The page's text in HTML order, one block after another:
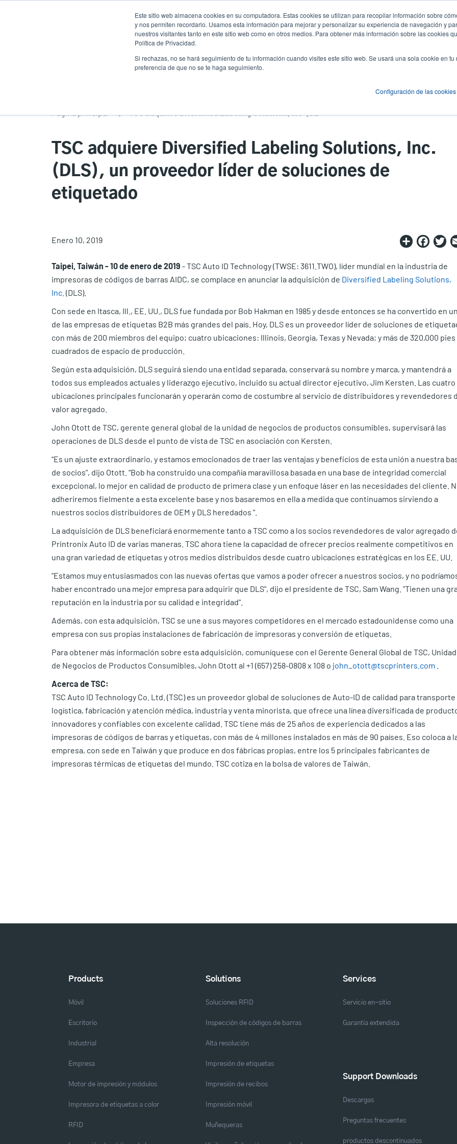
Este sitio web almacena cookies en su computadora. Estas cookies se utilizan para recopilar información sobre
y nos permiten recordarlo. Usamos esta información para mejorar y personalizar su experiencia de navegación y
nuestros visitantes tanto en este sitio web como en otros medios. Para obtener más información sobre las cookies
Política de Privacidad.
Si rechazas, no se hará seguimiento de tu información cuando visites este sitio web. Se usará una sola cookie en
preferencia de que no se te haga seguimiento.
Configuración de las cookies
User
Noticias y Eventos Empresa
Página principal TSC adquiere Diversified Labeling Solutions, Inc. (DLS), un proveedor líder de soluciones de etiquetado
TSC adquiere Diversified Labeling Solutions, Inc.
(DLS), un proveedor líder de soluciones de
etiquetado
Enero 10, 2019 Share
Taipei, Taiwán - 10 de enero de 2019 - TSC Auto ID Technology (TWSE: 3611.TWO), líder mundial en la industria de
impresoras de códigos de barras AIDC, se complace en anunciar la adquisición de Diversified Labeling Solutions,
Inc. (DLS).
Con sede en Itasca, Ill., EE. UU., DLS fue fundada por Bob Hakman en 1985 y desde entonces se ha convertido en
de las empresas de etiquetas B2B más grandes del país. Hoy, DLS es un proveedor líder de soluciones de
con más de 200 miembros del equipo; cuatro ubicaciones: Illinois, Georgia, Texas y Nevada; y más de 320,000 pies
cuadrados de espacio de producción.
Según esta adquisición, DLS seguirá siendo una entidad separada, conservará su nombre y marca, y mantendrá a
todos sus empleados actuales y liderazgo ejecutivo, incluido su actual director ejecutivo, Jim Kersten. Las cuatro
ubicaciones principales funcionarán y operarán como de costumbre al servicio de distribuidores y revendedores
valor agregado.
John Otott de TSC, gerente general global de la unidad de negocios de productos consumibles, supervisará las
operaciones de DLS desde el punto de vista de TSC en asociación con Kersten.
“Es un ajuste extraordinario, y estamos emocionados de traer las ventajas y beneficios de esta unión a nuestra
de socios”, dijo Otott. “Bob ha construido una compañía maravillosa basada en una base de integridad comercial
excepcional, lo mejor en calidad de producto de primera clase y un enfoque láser en las necesidades del cliente.
adheriremos fielmente a esta excelente base y nos basaremos en ella a medida que continuamos sirviendo a
nuestros socios distribuidores de OEM y DLS heredados ".
La adquisición de DLS beneficiará enormemente tanto a TSC como a los socios revendedores de valor agregado
Printronix Auto ID de varias maneras. TSC ahora tiene la capacidad de ofrecer precios realmente competitivos en
una gran variedad de etiquetas y otros medios distribuidos desde cuatro ubicaciones estratégicas en los EE. UU.
"Estamos muy entusiasmados con las nuevas ofertas que vamos a poder ofrecer a nuestros socios, y no
haber encontrado una mejor empresa para adquirir que DLS", dijo el presidente de TSC, Sam Wang. "Tienen una
reputación en la industria por su calidad e integridad".
Además, con esta adquisición, TSC se une a sus mayores competidores en el mercado estadounidense como una
empresa con sus propias instalaciones de fabricación de impresoras y conversión de etiquetas.
Para obtener más información sobre esta adquisición, comuníquese con el Gerente General Global de TSC, Unidad
de Negocios de Productos Consumibles, John Otott al +1 (657) 258-0808 x 108 o john_otott@tscprinters.com.
Acerca de TSC:
TSC Auto ID Technology Co. Ltd. (TSC) es un proveedor global de soluciones de Auto-ID de calidad para transporte
logística, fabricación y atención médica, industria y venta minorista, que ofrece una línea diversificada de
innovadores y confiables con excelente calidad. TSC tiene más de 25 años de experiencia dedicados a las
impresoras de códigos de barras y etiquetas, con más de 4 millones instalados en más de 90 países. Eso coloca a
empresa, con sede en Taiwán y que produce en dos fábricas propias, entre los 5 principales fabricantes de
impresoras térmicas de etiquetas del mundo. TSC cotiza en la bolsa de valores de Taiwán.
Products
Móvil
Escritorio
Industrial
Empresa
Motor de impresión y módulos
Impresora de etiquetas a color
RFID
Solutions
Soluciones RFID
Inspección de códigos de barras
Alta resolución
Impresión de etiquetas
Impresión de recibos
Impresión móvil
Muñequeras
Services
Servicio en-sitio
Garantía extendida
Support Downloads
Descargas
Preguntas frecuentes
productos descontinuados